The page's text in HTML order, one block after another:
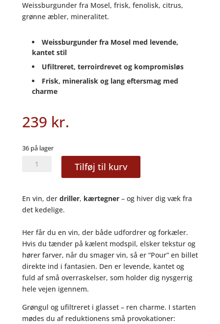
Weissburgunder fra Mosel, frisk, fenolisk, citrus,
grønne æbler, mineralitet.
Weissburgunder fra Mosel med levende,
kantet stil
Ufiltreret, terroirdrevet og kompromisløs
Frisk, mineralisk og lang eftersmag med
charme
239 kr.
36 på lager
Weissburgunder
-
Knebel
antal
Tilføj til kurv
En vin, der driller, kærtegner– og hiver dig væk fra
det kedelige.
Her får du en vin, der både udfordrer og forkæler.
Hvis du tænder på kælent modspil, elsker tekstur og
hører farver, når du smager vin, så er “Pour” en billet
direkte ind i fantasien. Den er levende, kantet og
fuld af små overraskelser, som holder dig nysgerrig
hele vejen igennem.
Grøngul og ufiltreret i glasset – ren charme. I starten
mødes du af reduktionens små provokationer: